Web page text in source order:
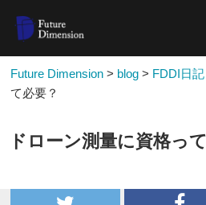
Future Dimension > blog > FDDI日記
て必要？
ドローン測量に資格っ